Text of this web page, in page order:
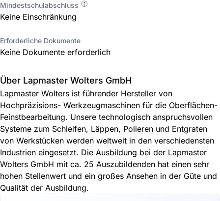
Mindestschulabschluss
Keine Einschränkung
Erforderliche Dokumente
Keine Dokumente erforderlich
Über Lapmaster Wolters GmbH
Lapmaster Wolters ist führender Hersteller von
Hochpräzisions- Werkzeugmaschinen für die Oberflächen-
Feinstbearbeitung. Unsere technologisch anspruchsvollen
Systeme zum Schleifen, Läppen, Polieren und Entgraten
von Werkstücken werden weltweit in den verschiedensten
Industrien eingesetzt. Die Ausbildung bei der Lapmaster
Wolters GmbH mit ca. 25 Auszubildenden hat einen sehr
hohen Stellenwert und ein großes Ansehen in der Güte und
Qualität der Ausbildung.